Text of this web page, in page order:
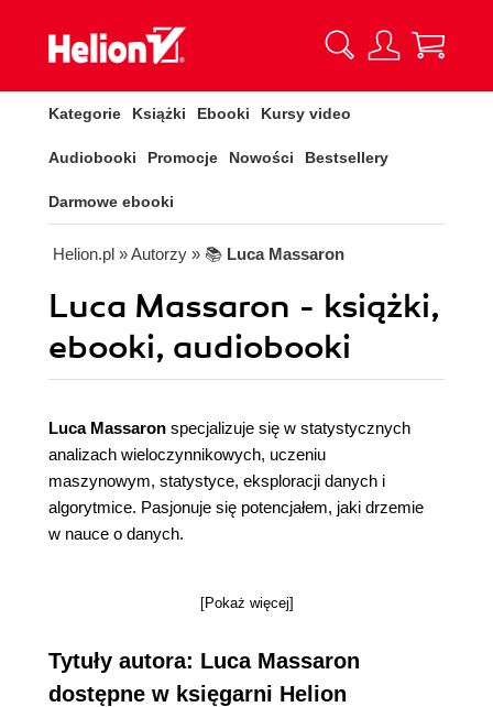
Kategorie Książki Ebooki Kursy video
Audiobooki Promocje Nowości Bestsellery
Darmowe ebooki
Helion.pl » Autorzy » 📚 Luca Massaron
Luca Massaron - książki,
ebooki, audiobooki
Luca Massaron specjalizuje się w statystycznych
analizach wieloczynnikowych, uczeniu
maszynowym, statystyce, eksploracji danych i
algorytmice. Pasjonuje się potencjałem, jaki drzemie
w nauce o danych.
[Pokaż więcej]
Tytuły autora: Luca Massaron
dostępne w księgarni Helion